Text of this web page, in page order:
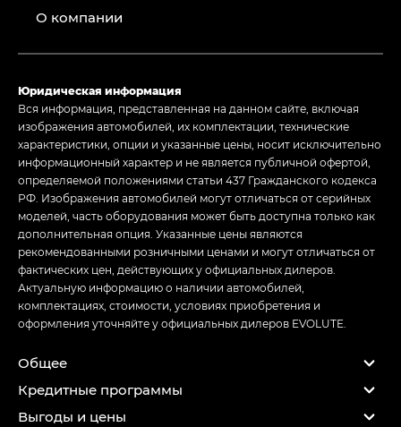
О компании
Юридическая информация
Вся информация, представленная на данном сайте, включая
изображения автомобилей, их комплектации, технические
характеристики, опции и указанные цены, носит исключительно
информационный характер и не является публичной офертой,
определяемой положениями статьи 437 Гражданского кодекса
РФ. Изображения автомобилей могут отличаться от серийных
моделей, часть оборудования может быть доступна только как
дополнительная опция. Указанные цены являются
рекомендованными розничными ценами и могут отличаться от
фактических цен, действующих у официальных дилеров.
Актуальную информацию о наличии автомобилей,
комплектациях, стоимости, условиях приобретения и
оформления уточняйте у официальных дилеров EVOLUTE.
Общее
Кредитные программы
Выгоды и цены